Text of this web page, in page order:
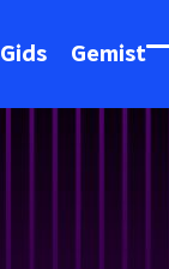
Gids Gemist